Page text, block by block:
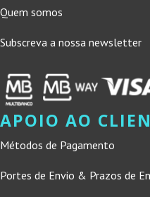
Quem somos
Subscreva a nossa newsletter
APOIO AO
Métodos de Pagamento
Portes de Envio & Prazos de